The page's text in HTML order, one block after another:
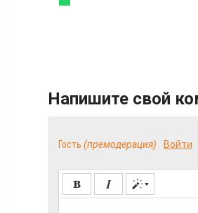
Напишите свой
Гость (премодерация) Войти